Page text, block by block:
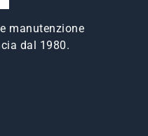
manutenzione
dal 1980.